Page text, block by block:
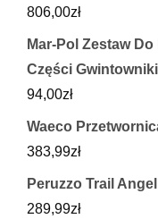
806,00zł
Mar-Pol Zestaw
Części
94,00zł
Waeco
383,99zł
Peruzzo Trail
289,99zł